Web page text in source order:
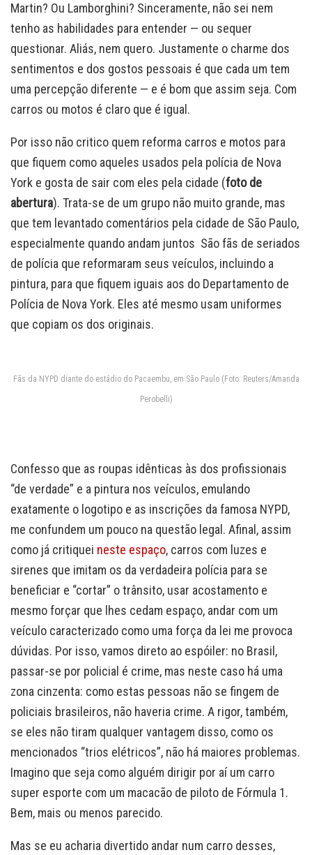
Martin? Ou Lamborghini? Sinceramente, não sei nem
tenho as habilidades para entender — ou sequer
questionar. Aliás, nem quero. Justamente o charme dos
sentimentos e dos gostos pessoais é que cada um tem
uma percepção diferente — e é bom que assim seja. Com
carros ou motos é claro que é igual.
Por isso não critico quem reforma carros e motos para
que fiquem como aqueles usados pela polícia de Nova
York e gosta de sair com eles pela cidade (foto de
abertura). Trata-se de um grupo não muito grande, mas
que tem levantado comentários pela cidade de São Paulo,
especialmente quando andam juntos São fãs de seriados
de polícia que reformaram seus veículos, incluindo a
pintura, para que fiquem iguais aos do Departamento de
Polícia de Nova York. Eles até mesmo usam uniformes
que copiam os dos originais.
Fãs da NYPD diante do estádio do Pacaembu, em São Paulo (Foto: Reuters/Amanda
Perobelli)
Confesso que as roupas idênticas às dos profissionais
“de verdade” e a pintura nos veículos, emulando
exatamente o logotipo e as inscrições da famosa NYPD,
me confundem um pouco na questão legal. Afinal, assim
como já critiquei neste espaço, carros com luzes e
sirenes que imitam os da verdadeira polícia para se
beneficiar e “cortar” o trânsito, usar acostamento e
mesmo forçar que lhes cedam espaço, andar com um
veículo caracterizado como uma força da lei me provoca
dúvidas. Por isso, vamos direto ao espóiler: no Brasil,
passar-se por policial é crime, mas neste caso há uma
zona cinzenta: como estas pessoas não se fingem de
policiais brasileiros, não haveria crime. A rigor, também,
se eles não tiram qualquer vantagem disso, como os
mencionados “trios elétricos”, não há maiores problemas.
Imagino que seja como alguém dirigir por aí um carro
super esporte com um macacão de piloto de Fórmula 1.
Bem, mais ou menos parecido.
Mas se eu acharia divertido andar num carro desses,